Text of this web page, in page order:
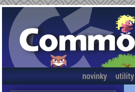
novinky utility